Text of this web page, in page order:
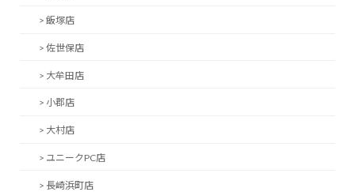
> 飯塚店
> 佐世保店
> 大牟田店
> 小郡店
> 大村店
> ユニークPC店
> 長崎浜町店